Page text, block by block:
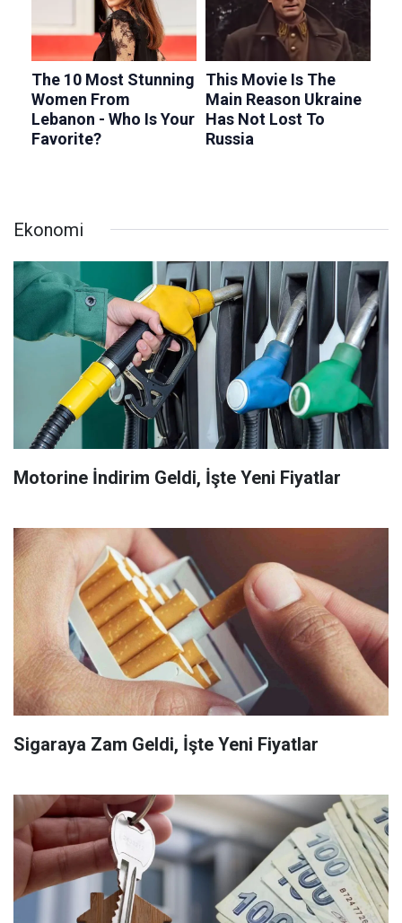
Ekonomi
Motorine İndirim Geldi, İşte Yeni Fiyatlar
Sigaraya Zam Geldi, İşte Yeni Fiyatlar